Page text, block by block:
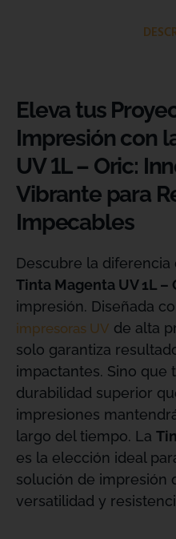
Eleva tus
Impresión con
UV 1L – Oric:
Vibrante para
Impecables
Descubre la
Tinta Magenta UV 1L –
impresión. Diseñada
impresoras UV de alta
solo garantiza
impactantes. Sino que
durabilidad superior
impresiones
largo del tiempo. La
es la elección ideal
solución de impresión
versatilidad y